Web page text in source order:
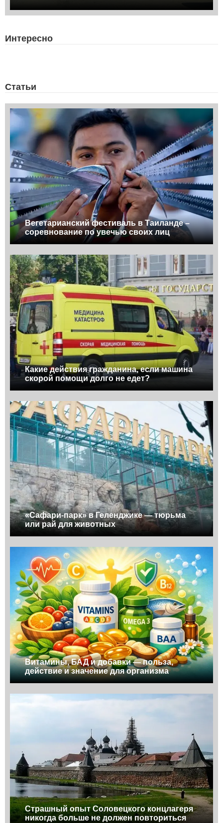
Интересно
Статьи
Вегетарианский фестиваль в Таиланде –
соревнование по увечью своих лиц
Какие действия гражданина, если машина
скорой помощи долго не едет?
«Сафари-парк» в Геленджике — тюрьма
или рай для животных
Витамины, БАД и добавки — польза,
действие и значение для организма
Страшный опыт Соловецкого концлагеря
никогда больше не должен повториться